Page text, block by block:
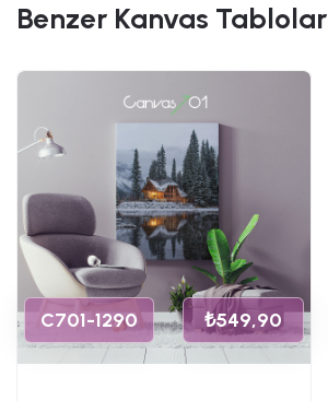
Benzer Kanvas Tablolar
C701-1290 ₺549,90